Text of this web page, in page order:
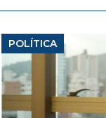
POLÍTICA